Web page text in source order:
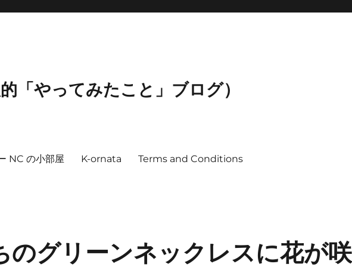
「やってみたこと」ブログ）
NC の小部屋 K-ornata Terms and Conditions
のグリーンネックレスに花が咲